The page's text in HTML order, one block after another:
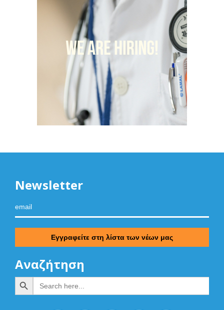
Newsletter
Αναζήτηση
Search
for:
Search Button